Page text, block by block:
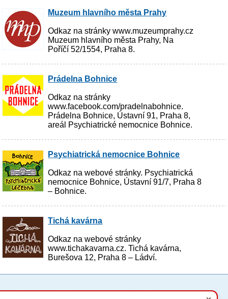
Muzeum hlavního města Prahy
Odkaz na stránky www.muzeumprahy.cz
Muzeum hlavního města Prahy, Na
Poříčí 52/1554, Praha 8.
Prádelna Bohnice
Odkaz na stránky
www.facebook.com/pradelnabohnice.
Prádelna Bohnice, Ústavní 91, Praha 8,
areál Psychiatrické nemocnice Bohnice.
Psychiatrická nemocnice Bohnice
Odkaz na webové stránky. Psychiatrická
nemocnice Bohnice, Ústavní 91/7, Praha 8
– Bohnice.
Tichá kavárna
Odkaz na webové stránky
www.tichakavarna.cz. Tichá kavárna,
Burešova 12, Praha 8 – Ládví.
Tyto stránky využívají základní soubory cookies, které